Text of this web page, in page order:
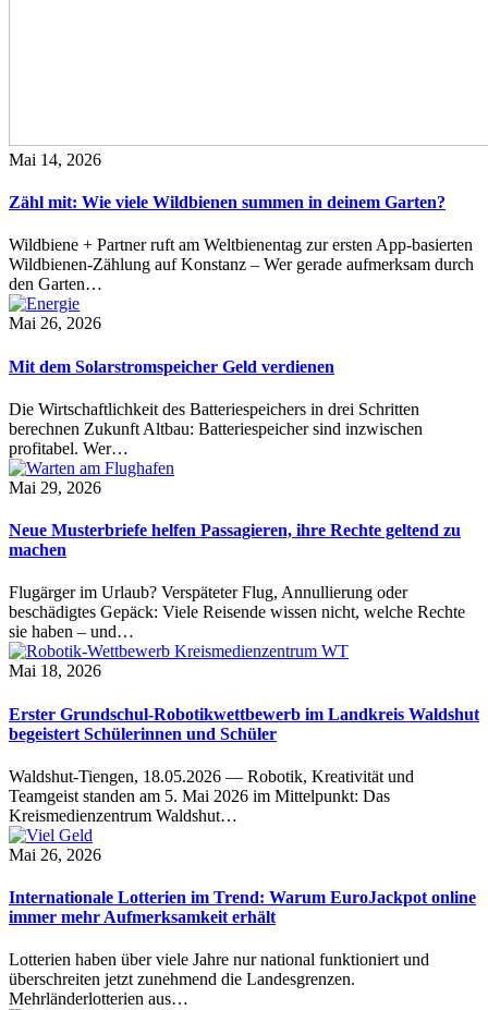
Mai 14, 2026
Zähl mit: Wie viele Wildbienen summen in deinem Garten?
Wildbiene + Partner ruft am Weltbienentag zur ersten App-basierten
Wildbienen-Zählung auf Konstanz – Wer gerade aufmerksam durch
den Garten…
Mai 26, 2026
Mit dem Solarstromspeicher Geld verdienen
Die Wirtschaftlichkeit des Batteriespeichers in drei Schritten
berechnen Zukunft Altbau: Batteriespeicher sind inzwischen
profitabel. Wer…
Mai 29, 2026
Neue Musterbriefe helfen Passagieren, ihre Rechte geltend zu
machen
Flugärger im Urlaub? Verspäteter Flug, Annullierung oder
beschädigtes Gepäck: Viele Reisende wissen nicht, welche Rechte
sie haben – und…
Mai 18, 2026
Erster Grundschul-Robotikwettbewerb im Landkreis Waldshut
begeistert Schülerinnen und Schüler
Waldshut-Tiengen, 18.05.2026 — Robotik, Kreativität und
Teamgeist standen am 5. Mai 2026 im Mittelpunkt: Das
Kreismedienzentrum Waldshut…
Mai 26, 2026
Internationale Lotterien im Trend: Warum EuroJackpot online
immer mehr Aufmerksamkeit erhält
Lotterien haben über viele Jahre nur national funktioniert und
überschreiten jetzt zunehmend die Landesgrenzen.
Mehrländerlotterien aus…